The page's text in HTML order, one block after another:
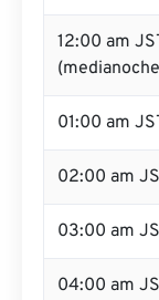
12:00 am
01:00 am
02:00 am
03:00 am
04:00 am